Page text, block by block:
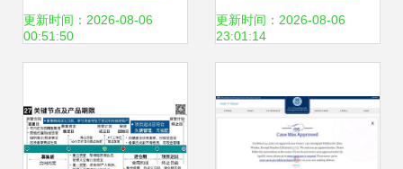
50w，究竟有哪些
更新时间：2026-08-06
00:51:50
的边界——以因私
例
更新时间：2026-08-06
23:01:14